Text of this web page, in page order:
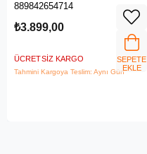
889842654714
₺3.899,00
ÜCRETSIZ KARGO
Tahmini Kargoya Teslim: Aynı Gün
SEPETE
EKLE